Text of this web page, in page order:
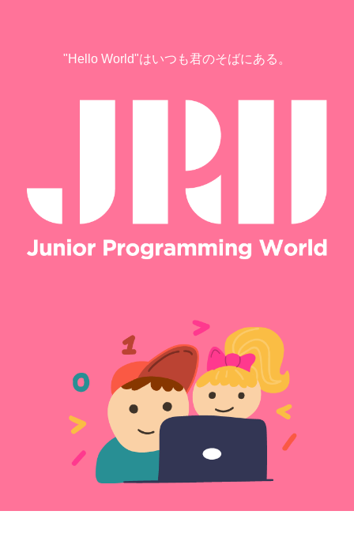
"Hello World"はいつも君のそばにある。